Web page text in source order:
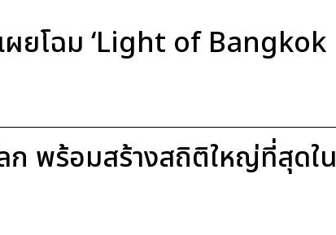
ผยโฉม ‘Light of Bangkok
ลก พร้อมสร้างสถิติใหญ่ที่สุดใน